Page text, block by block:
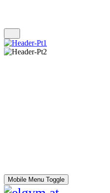
Mobile Menu Toggle